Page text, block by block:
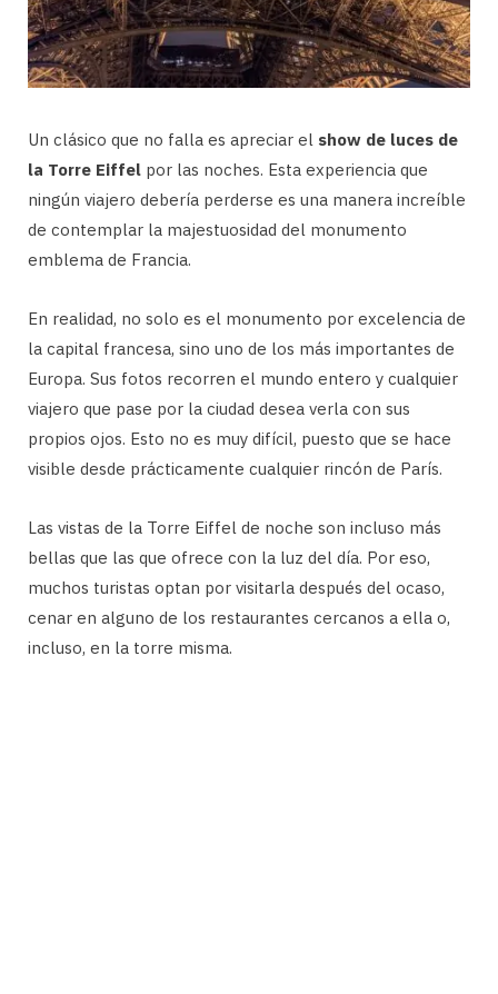
Un clásico que no falla es apreciar el show de luces de
la Torre Eiffel por las noches. Esta experiencia que
ningún viajero debería perderse es una manera increíble
de contemplar la majestuosidad del monumento
emblema de Francia.
En realidad, no solo es el monumento por excelencia de
la capital francesa, sino uno de los más importantes de
Europa. Sus fotos recorren el mundo entero y cualquier
viajero que pase por la ciudad desea verla con sus
propios ojos. Esto no es muy difícil, puesto que se hace
visible desde prácticamente cualquier rincón de París.
Las vistas de la Torre Eiffel de noche son incluso más
bellas que las que ofrece con la luz del día. Por eso,
muchos turistas optan por visitarla después del ocaso,
cenar en alguno de los restaurantes cercanos a ella o,
incluso, en la torre misma.